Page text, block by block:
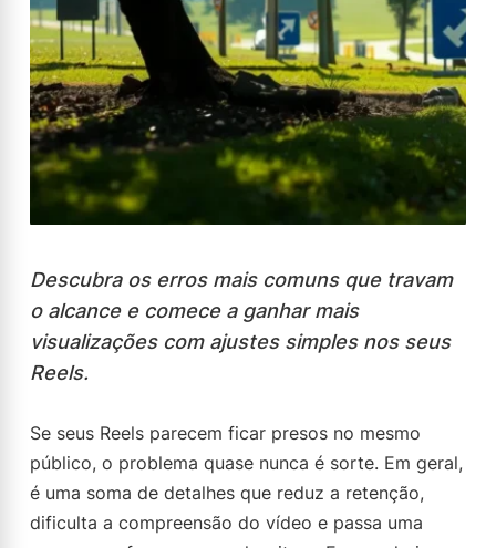
Descubra os erros mais comuns que travam
o alcance e comece a ganhar mais
visualizações com ajustes simples nos seus
Reels.
Se seus Reels parecem ficar presos no mesmo
público, o problema quase nunca é sorte. Em geral,
é uma soma de detalhes que reduz a retenção,
dificulta a compreensão do vídeo e passa uma